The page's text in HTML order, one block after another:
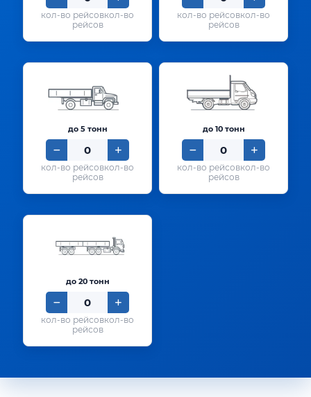
кол-во
рейсов
кол-во
рейсов
до 5 тонн
кол-во
рейсов
до 10 тонн
кол-во
рейсов
до 20 тонн
кол-во
рейсов